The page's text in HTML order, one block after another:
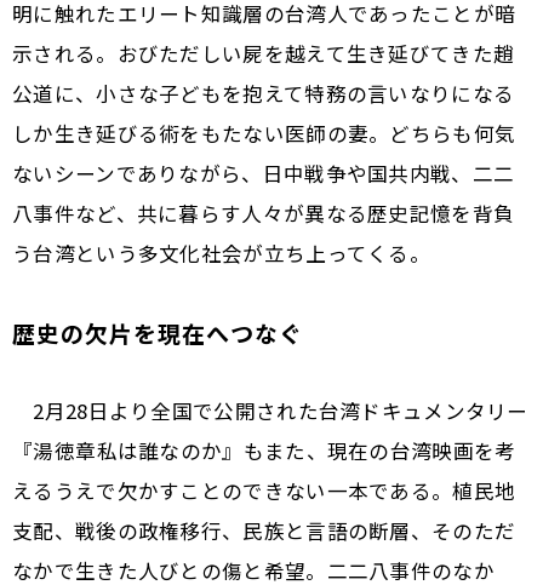
明に触れたエリート知識層の台湾人であったことが暗
示される。おびただしい屍を越えて生き延びてきた趙
公道に、小さな子どもを抱えて特務の言いなりになる
しか生き延びる術をもたない医師の妻。どちらも何気
ないシーンでありながら、日中戦争や国共内戦、二二
八事件など、共に暮らす人々が異なる歴史記憶を背負
う台湾という多文化社会が立ち上ってくる。
歴史の欠片を現在へつなぐ
2月28日より全国で公開された台湾ドキュメンタリー
『湯徳章――私は誰なのか』もまた、現在の台湾映画を考
えるうえで欠かすことのできない一本である。植民地
支配、戦後の政権移行、民族と言語の断層、そのただ
なかで生きた人びとの傷と希望。二二八事件のなか